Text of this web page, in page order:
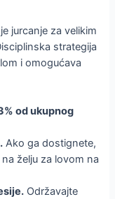
jurcanje za velikim
strategija
i omogućava
od ukupnog
Ako ga dostignete,
želju za lovom na
Održavajte